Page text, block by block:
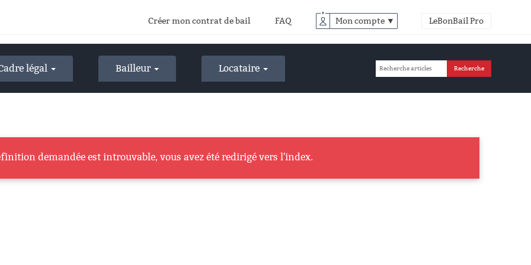
Créer mon contrat de bail FAQ Mon compte ▼ LeBonBail Pro
légal Bailleur Locataire
demandée est introuvable, vous avez été redirigé vers l'index.